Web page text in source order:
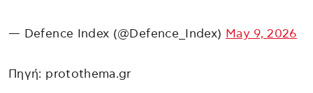
— Defence Index (@Defence_Index) May 9, 2026
Πηγή: protothema.gr